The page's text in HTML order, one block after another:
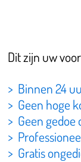
Dit zijn uw
> Binnen 24
> Geen hoge
> Geen
>
> Gratis